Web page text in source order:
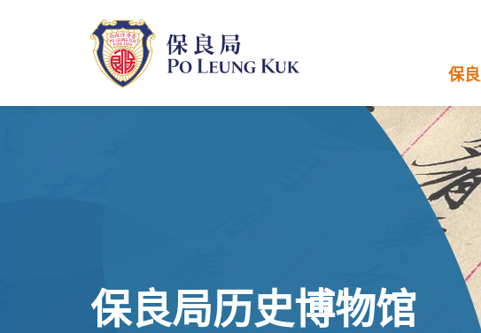
保
保良局历史博物馆